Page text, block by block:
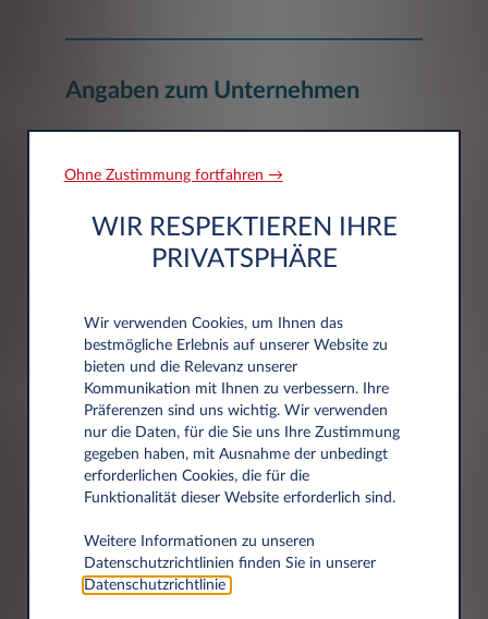
Angaben zum Unternehmen
Adressdaten
Postleitzahl*
Stadt
Ohne Zustimmung fortfahren →
WIR RESPEKTIEREN IHRE
PRIVATSPHÄRE
Wir verwenden Cookies, um Ihnen das
bestmögliche Erlebnis auf unserer Website zu
bieten und die Relevanz unserer
Kommunikation mit Ihnen zu verbessern. Ihre
Präferenzen sind uns wichtig. Wir verwenden
nur die Daten, für die Sie uns Ihre Zustimmung
gegeben haben, mit Ausnahme der unbedingt
erforderlichen Cookies, die für die
Funktionalität dieser Website erforderlich sind.
Weitere Informationen zu unseren
Datenschutzrichtlinien finden Sie in unserer
Datenschutzrichtlinie